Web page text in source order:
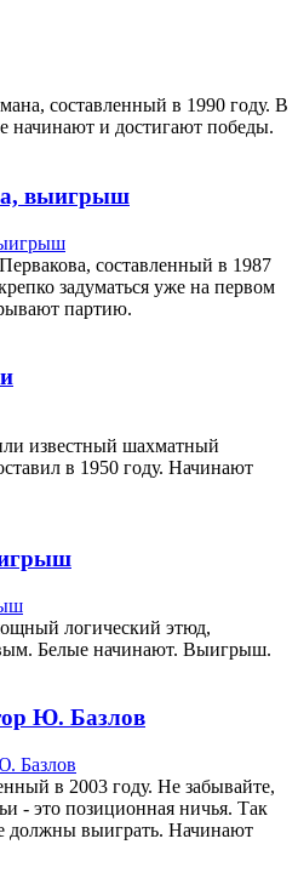
составленный в 1990 году. В
начинают и достигают победы.
выигрыш
составленный в 1987
задуматься уже на первом
партию.
известный шахматный
в 1950 году. Начинают
логический этюд,
Белые начинают. Выигрыш.
Ю. Базлов
в 2003 году. Не забывайте,
- это позиционная ничья. Так
должны выиграть. Начинают